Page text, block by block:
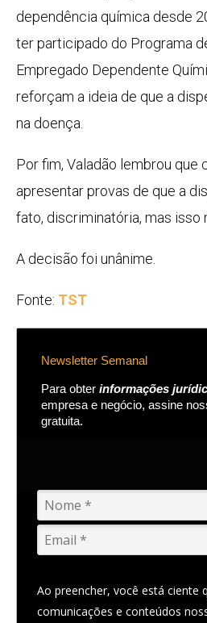
dependência química desde
ter participado do Programa
Empregado Dependente
reforçam a ideia de que a
na doença.
Por fim, Valadão lembrou que
apresentar provas de que a
fato, discriminatória, mas isso
A decisão foi unânime.
Fonte: TST
Newsletter Semanal
Para obter informações
empresa e negócio, assine
gratuita.
Ao preencher, você está ciente
comunicações e conteúdos